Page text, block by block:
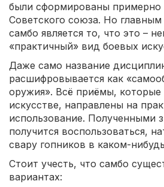
были сформированы примерно
Советского союза. Но
самбо является то, что это –
«практичный» вид боевых
Даже само название
расшифровывается как
оружия». Всё приёмы, которые
искусстве, направлены на
использование. Полученными
получится воспользоваться,
свару гопников в каком-
Стоит учесть, что самбо
вариантах: